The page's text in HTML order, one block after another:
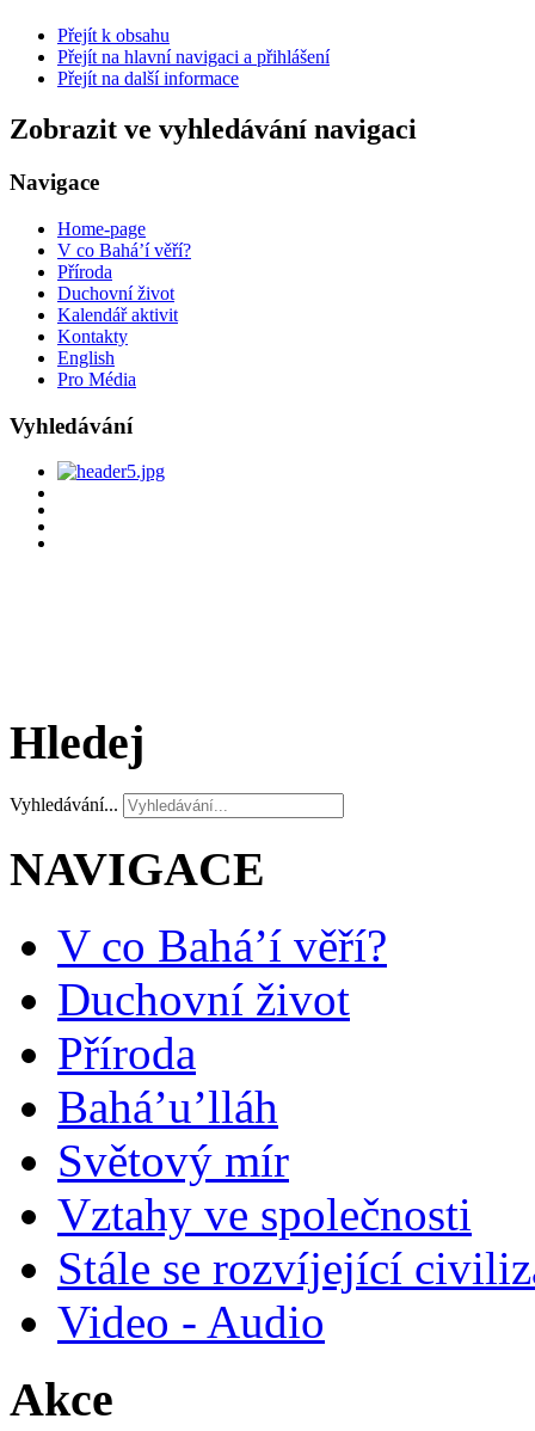
Přejít k obsahu
Přejít na hlavní navigaci a přihlášení
Přejít na další informace
Zobrazit ve vyhledávání navigaci
Navigace
Home-page
V co Bahá’í věří?
Příroda
Duchovní život
Kalendář aktivit
Kontakty
English
Pro Média
Vyhledávání
Hledej
Vyhledávání...
NAVIGACE
V co Bahá’í věří?
Duchovní život
Příroda
Bahá’u’lláh
Světový mír
Vztahy ve společnosti
Stále se rozvíjející
Video - Audio
Akce